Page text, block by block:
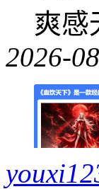
爽感
2026-